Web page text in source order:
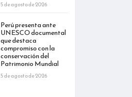
5 de agosto de 2026
Perú presenta ante
UNESCO documental
que destaca
compromiso con la
conservación del
Patrimonio Mundial
5 de agosto de 2026